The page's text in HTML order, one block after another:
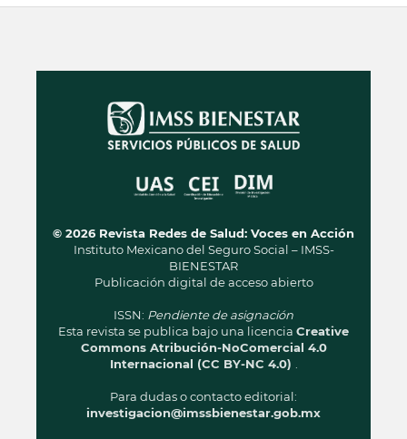
© 2026 Revista Redes de Salud: Voces en Acción
Instituto Mexicano del Seguro Social – IMSS-
BIENESTAR
Publicación digital de acceso abierto
ISSN: Pendiente de asignación
Esta revista se publica bajo una licencia Creative
Commons Atribución-NoComercial 4.0
Internacional (CC BY-NC 4.0) .
Para dudas o contacto editorial:
investigacion@imssbienestar.gob.mx